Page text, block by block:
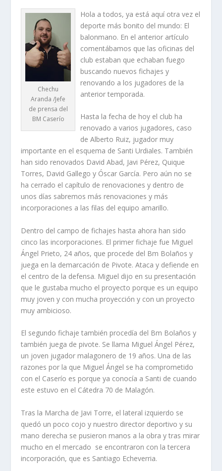
Chechu
Aranda /Jefe
de prensa del
BM Caserío
Hola a todos, ya está aquí otra vez el
deporte más bonito del mundo: El
balonmano. En el anterior artículo
comentábamos que las oficinas del
club estaban que echaban fuego
buscando nuevos fichajes y
renovando a los jugadores de la
anterior temporada.
Hasta la fecha de hoy el club ha
renovado a varios jugadores, caso
de Alberto Ruiz, jugador muy
importante en el esquema de Santi Urdiales. También
han sido renovados David Abad, Javi Pérez, Quique
Torres, David Gallego y Óscar García. Pero aún no se
ha cerrado el capítulo de renovaciones y dentro de
unos días sabremos más renovaciones y más
incorporaciones a las filas del equipo amarillo.
Dentro del campo de fichajes hasta ahora han sido
cinco las incorporaciones. El primer fichaje fue Miguel
Ángel Prieto, 24 años, que procede del Bm Bolaños y
juega en la demarcación de Pivote. Ataca y defiende en
el centro de la defensa. Miguel dijo en su presentación
que le gustaba mucho el proyecto porque es un equipo
muy joven y con mucha proyección y con un proyecto
muy ambicioso.
El segundo fichaje también procedía del Bm Bolaños y
también juega de pivote. Se llama Miguel Ángel Pérez,
un joven jugador malagonero de 19 años. Una de las
razones por la que Miguel Ángel se ha comprometido
con el Caserío es porque ya conocía a Santi de cuando
este estuvo en el Cátedra 70 de Malagón.
Tras la Marcha de Javi Torre, el lateral izquierdo se
quedó un poco cojo y nuestro director deportivo y su
mano derecha se pusieron manos a la obra y tras mirar
mucho en el mercado se encontraron con la tercera
incorporación, que es Santiago Echeverria.